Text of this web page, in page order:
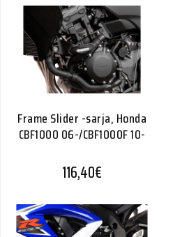
Frame Slider -sarja, Honda
CBF1000 06-/CBF1000F 10-
116,40€